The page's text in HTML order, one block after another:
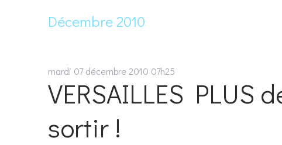
Décembre 2010
mardi 07 décembre 2010 07h25
VERSAILLES PLUS
sortir !